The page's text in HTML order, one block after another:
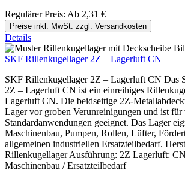
Regulärer Preis: Ab 2,31 €
Preise inkl. MwSt. zzgl. Versandkosten
Details
SKF Rillenkugellager 2Z – Lagerluft CN
SKF Rillenkugellager 2Z – Lagerluft CN Das
2Z – Lagerluft CN ist ein einreihiges
Lagerluft CN. Die beidseitige 2Z-
Lager vor groben Verunreinigungen und ist
Standardanwendungen geeignet. Das Lager
Maschinenbau, Pumpen, Rollen, Lüfter,
allgemeinen industriellen Ersatzteilbedarf.
Rillenkugellager Ausführung: 2Z Lagerluft:
Maschinenbau / Ersatzteilbedarf